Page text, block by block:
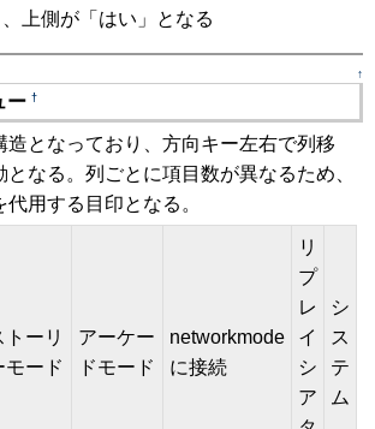
上側が「はい」となる
↑
ー †
造となっており、方向キー左右で列移
なる。列ごとに項目数が異なるため、
用する目印となる。
トーリ
モード
アーケー
ドモード
networkmode
に接続
リ
プ
レ
イ
シ
ア
シ
ス
テ
ム